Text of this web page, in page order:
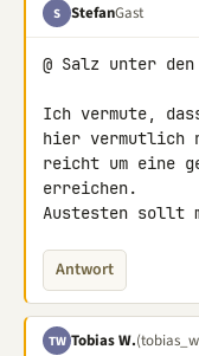
S StefanGast
@ Salz unter
Ich vermute,
hier vermutlich
reicht um eine
erreichen.
Austesten sollt
Antwort
TW Tobias W.